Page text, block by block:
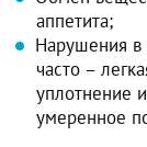
аппетита;
Нарушения в
часто –
уплотнение
умеренное